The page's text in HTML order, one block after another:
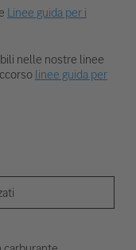
Linee guida per i
nelle nostre linee
linee guida per